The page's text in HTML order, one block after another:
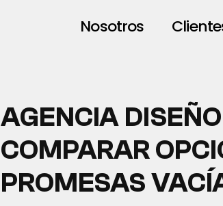
Nosotros
AGENCIA
COMPARAR
PROMESAS